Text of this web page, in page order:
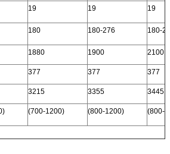
19 19 19
180 180-276 180-
1880 1900 2100
377 377 377
3215 3355 3445
(700-1200) (800-1200) (800-